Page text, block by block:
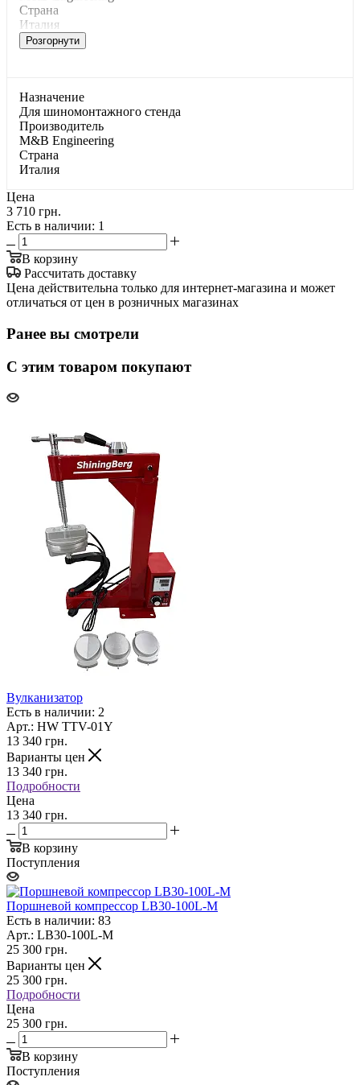
Страна
Италия
Розгорнути
Haзнaчeниe
Для шинoмoнтaжнoгo cтeндa
Производитель
M&B Engineering
Страна
Италия
Цена
3 710 грн.
Есть в наличии: 1
В корзину
Рассчитать доставку
Цена действительна только для интернет-магазина и может
отличаться от цен в розничных магазинах
Ранее вы смотрели
С этим товаром покупают
Вулканизатор
Есть в наличии: 2
Арт.: HW TTV-01Y
13 340 грн.
Варианты цен
13 340 грн.
Подробности
Цена
13 340 грн.
В корзину
Поступления
Поршневой компрессор LB30-100L-M
Есть в наличии: 83
Арт.: LB30-100L-M
25 300 грн.
Варианты цен
25 300 грн.
Подробности
Цена
25 300 грн.
В корзину
Поступления